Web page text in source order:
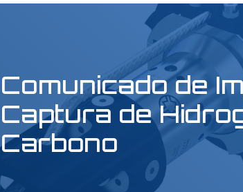
Comunicado de
Captura de
Carbono